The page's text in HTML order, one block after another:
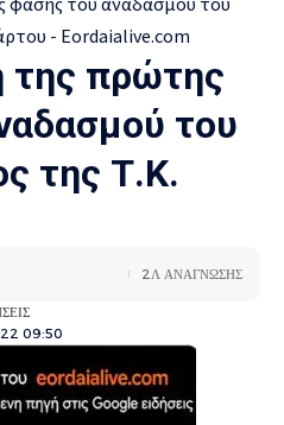
πρώτης
του
της Τ.Κ.
09:50
2Λ ΑΝΑΓΝΩΣΗΣ